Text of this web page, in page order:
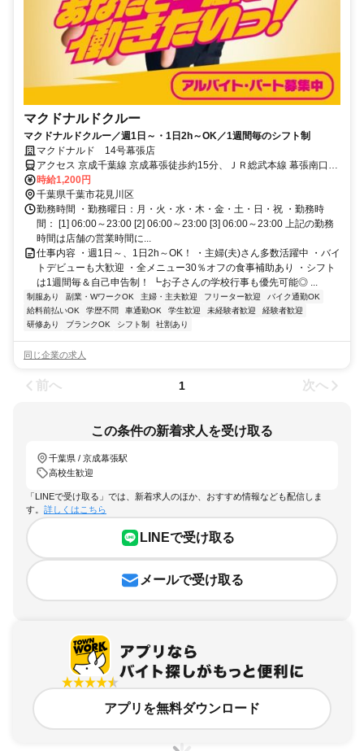
マクドナルドクルー
マクドナルドクルー／週1日～・1日2h～OK／1週間毎のシフト制
マクドナルド 14号幕張店
アクセス 京成千葉線 京成幕張徒歩約15分、ＪＲ総武本線 幕張南口徒
歩約18分、ＪＲ総武本線 幕張本郷東口徒歩約21分 京成幕張 [京成千
葉線] 京成幕張本郷 [京成千葉線] 幕張本郷 [JR中央・総武緩行線] 幕張
[JR中央・総武緩行線] 海浜幕張 [JR京葉線]
時給1,200円
千葉県千葉市花見川区
勤務時間 ・勤務曜日：月・火・水・木・金・土・日・祝 ・勤務時
間： [1] 06:00～23:00 [2] 06:00～23:00 [3] 06:00～23:00 上記の勤務
時間は店舗の営業時間に...
仕事内容 ・週1日～、1日2h～OK！ ・主婦(夫)さん多数活躍中 ・バイ
トデビューも大歓迎 ・全メニュー30％オフの食事補助あり ・シフト
は1週間毎＆自己申告制！ ┗お子さんの学校行事も優先可能◎ ...
制服あり 副業・WワークOK 主婦・主夫歓迎 フリーター歓迎
バイク通勤OK
給料前払いOK
学歴不問 車通勤OK 学生歓迎 未経験者歓迎
経験者歓迎
研修あり
ブランクOK シフト制 社割あり
同じ企業の求人
前へ 1 次へ
この条件の新着求人を受け取る
千葉県 / 京成幕張駅
高校生歓迎
「LINEで受け取る」では、新着求人のほか、おすすめ情報なども配信しま
す。 詳しくはこちら
LINEで受け取る
メールで受け取る
アプリを無料ダウンロード